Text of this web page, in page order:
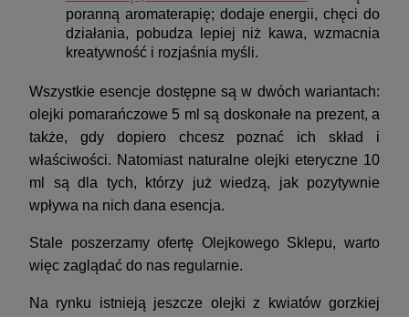
poranną aromaterapię; dodaje energii, chęci do
działania, pobudza lepiej niż kawa, wzmacnia
kreatywność i rozjaśnia myśli.
Wszystkie esencje dostępne są w dwóch wariantach:
olejki pomarańczowe 5 ml są doskonałe na prezent, a
także, gdy dopiero chcesz poznać ich skład i
właściwości. Natomiast naturalne olejki eteryczne 10
ml są dla tych, którzy już wiedzą, jak pozytywnie
wpływa na nich dana esencja.
Stale poszerzamy ofertę Olejkowego Sklepu, warto
więc zaglądać do nas regularnie.
Na rynku istnieją jeszcze olejki z kwiatów gorzkiej